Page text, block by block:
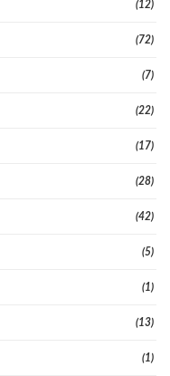
(12)
(72)
(7)
(22)
(17)
(28)
(42)
(5)
(1)
(13)
(1)